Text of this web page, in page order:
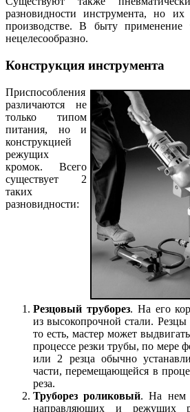
разновидности инструмента, но их
производстве. В быту применение
нецелесообразно.
Конструкция инструмента
Приспособления
различаются не
только типом
питания, но и
конструкцией
режущих
кромок. Всего
существует 2
таких
разновидности:
Резцовый труборез. На его
из высокопрочной стали.
то есть, мастер может
процессе резки трубы, по мере
или 2 резца обычно
части, перемещающейся в
реза.
Труборез роликовый. На нем
направляющих и режущих